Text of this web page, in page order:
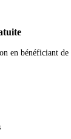
en bénéficiant